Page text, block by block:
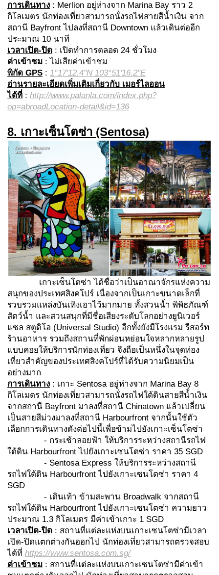
การเดินทาง : Merlion อยู่ห่างจาก Marina Bay ราว 2
กิโลเมตร นักท่องเที่ยวสามารถนั่งรถไฟสายสีน้ำเงิน จาก
สถานี Bayfront ไปลงที่สถานี Downtown แล้วเดินต่ออีก
ประมาณ 10 นาที
เวลาเปิด-ปิด : เปิดทำการตลอด 24 ชั่วโมง
ค่าเข้าชม : ไม่เสียค่าเข้าชม
พิกัด GPS : 1°17'12.4"N 103°51'16.2"E
อ่านรายละเอียดเพิ่มเติมเกี่ยวกับ เมอร์ไลออน
ได้ที่ : http://www.palanla.com/index.php?
op=abroadLocation-detail&id=136
8. เกาะเซ็นโตซ่า (Sentosa)
เกาะเซ็นโตซ่า ได้ชื่อว่าเป็นอาณาจักรแห่งความ
สนุกของประเทศสิงคโปร์ เนื่องจากเป็นเกาะขนาดเล็กที่
รวบรวมแหล่งบันเทิงเอาไว้มากมาย ทั้งสวนน้ำ พิพิธภัณฑ์
สัตว์น้ำ และสวนสนุกที่มีชื่อเสียงระดับโลกอย่างยูนิเวอร์
แซล สตูดิโอ (Universal Studio) อีกทั้งยังมีโรงแรม รีสอร์ท
ร้านอาหาร รวมถึงสถานที่พักผ่อนหย่อนใจหลากหลายรูป
แบบคอยให้บริการนักท่องเที่ยว จึงถือเป็นหนึ่งในจุดท่อง
เที่ยวสำคัญของประเทศสิงคโปร์ที่ได้รับความนิยมเป็น
อย่างมาก
การเดินทาง : เกาะ Sentosa อยู่ห่างจาก Marina Bay 8
กิโลเมตร นักท่องเที่ยวสามารถนั่งรถไฟใต้ดินสายสีน้ำเงิน
จากสถานี Bayfront มาลงที่สถานี Chinatown แล้วเปลี่ยน
เป็นสายสีม่วงมาลงที่สถานี Harbourfront จากนั้นใช้ตัว
เลือกการเดินทางดังต่อไปนี้เพื่อข้ามไปยังเกาะเซ็นโตซ่า
- กระเช้าลอยฟ้า ให้บริการระหว่างสถานีรถไฟ
ใต้ดิน Harbourfront ไปยังเกาะเซนโตซ่า ราคา 35 SGD
- Sentosa Express ให้บริการระหว่างสถานี
รถไฟใต้ดิน Harbourfront ไปยังเกาะเซนโตซ่า ราคา 4
SGD
- เดินเท้า ข้ามสะพาน Broadwalk จากสถานี
รถไฟใต้ดิน Harbourfront ไปยังเกาะเซนโตซ่า ความยาว
ประมาณ 1.3 กิโลเมตร มีค่าเข้าเกาะ 1 SGD
เวลาเปิด-ปิด : สถานที่แต่ละแห่งบนเกาะเซนโตซ่ามีเวลา
เปิด-ปิดแตกต่างกันออกไป นักท่องเที่ยวสามารถตรวจสอบ
ได้ที่ https://www.sentosa.com.sg/
ค่าเข้าชม : สถานที่แต่ละแห่งบนเกาะเซนโตซ่ามีค่าเข้า